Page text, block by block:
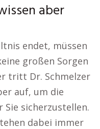
aber
endet, müssen
großen Sorgen
tritt Dr. Schmelzer
auf, um die
sicherzustellen.
dabei immer